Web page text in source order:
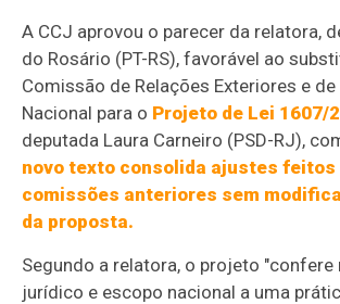
A CCJ aprovou o parecer da relatora,
do Rosário (PT-RS), favorável ao
Comissão de Relações Exteriores e
Nacional para o Projeto de Lei 1607/
deputada Laura Carneiro (PSD-RJ),
novo texto consolida ajustes feitos
comissões anteriores sem
da proposta.
Segundo a relatora, o projeto "confere
jurídico e escopo nacional a uma